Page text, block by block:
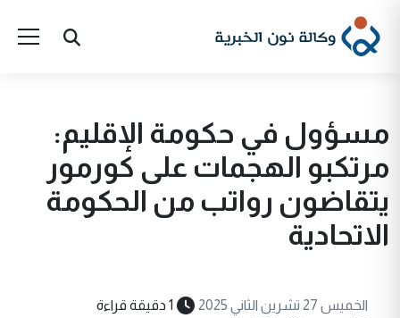
مسؤول في حكومة الإقليم:
مرتكبو الهجمات على كورمور
يتقاضون رواتب من الحكومة
الاتحادية
الخميس 27 تشرين الثاني 2025 1 دقيقة قراءة